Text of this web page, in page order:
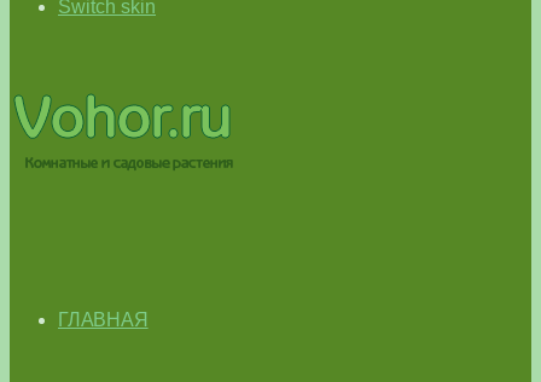
Switch skin
ГЛАВНАЯ